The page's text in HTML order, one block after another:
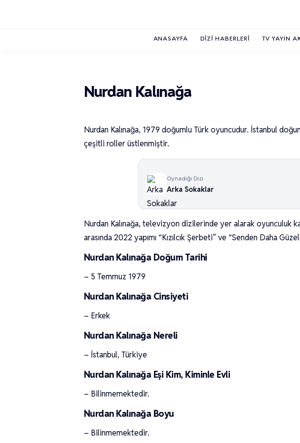
ANASAYFA DIZI HABERLERI TV YAYIN
Nurdan Kalınağa
Nurdan Kalınağa, 1979 doğumlu Türk oyuncudur. İstanbul
çeşitli roller üstlenmiştir.
Oynadığı Dizi
Arka Sokaklar
Nurdan Kalınağa, televizyon dizilerinde yer alarak oyunculuk
arasında 2022 yapımı “Kızılcık Şerbeti” ve “Senden Daha
Nurdan Kalınağa Doğum Tarihi
– 5 Temmuz 1979
Nurdan Kalınağa Cinsiyeti
– Erkek
Nurdan Kalınağa Nereli
– İstanbul, Türkiye
Nurdan Kalınağa Eşi Kim, Kiminle Evli
– Bilinmemektedir.
Nurdan Kalınağa Boyu
– Bilinmemektedir.